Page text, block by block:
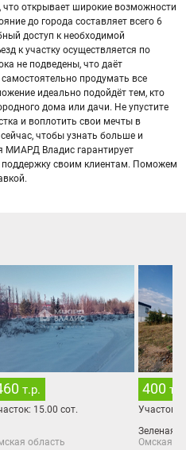
что открывает широкие возможности
до города составляет всего 6
доступ к необходимой
к участку осуществляется по
не подведены, что даёт
продумать все
идеально подойдёт тем, кто
дома или дачи. Не упустите
и воплотить свои мечты в
чтобы узнать больше и
МИАРД Владис гарантирует
своим клиентам. Поможем
т.р.
15.00 сот.
область
400
Участок:
Зеленая
Омская